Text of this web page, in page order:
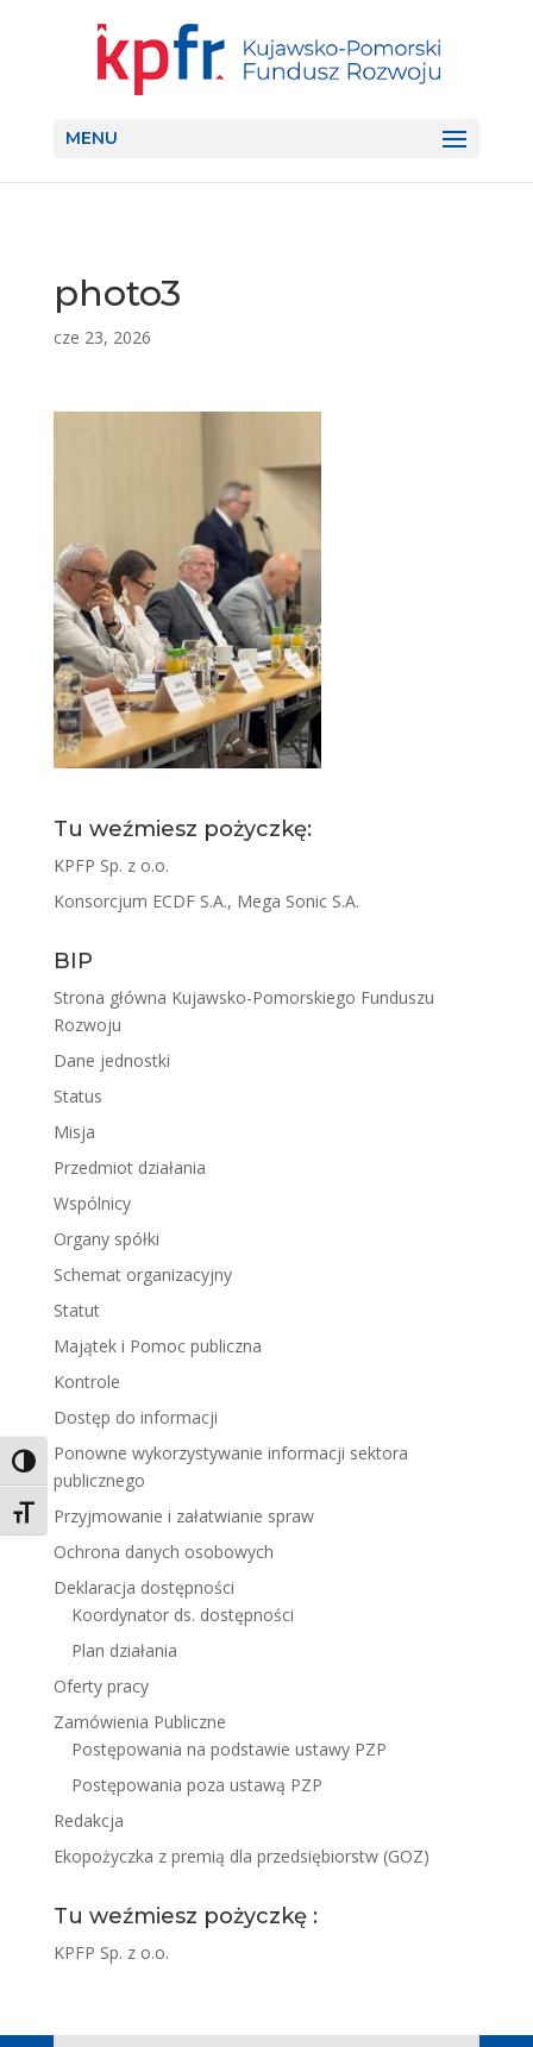
Toggle High Contrast
Toggle Font size
MENU
photo3
cze 23, 2026
Tu weźmiesz pożyczkę:
KPFP Sp. z o.o.
Konsorcjum ECDF S.A., Mega Sonic S.A.
BIP
Strona główna Kujawsko-Pomorskiego Funduszu
Rozwoju
Dane jednostki
Status
Misja
Przedmiot działania
Wspólnicy
Organy spółki
Schemat organizacyjny
Statut
Majątek i Pomoc publiczna
Kontrole
Dostęp do informacji
Ponowne wykorzystywanie informacji sektora
publicznego
Przyjmowanie i załatwianie spraw
Ochrona danych osobowych
Deklaracja dostępności
Koordynator ds. dostępności
Plan działania
Oferty pracy
Zamówienia Publiczne
Postępowania na podstawie ustawy PZP
Postępowania poza ustawą PZP
Redakcja
Ekopożyczka z premią dla przedsiębiorstw (GOZ)
Tu weźmiesz pożyczkę :
KPFP Sp. z o.o.